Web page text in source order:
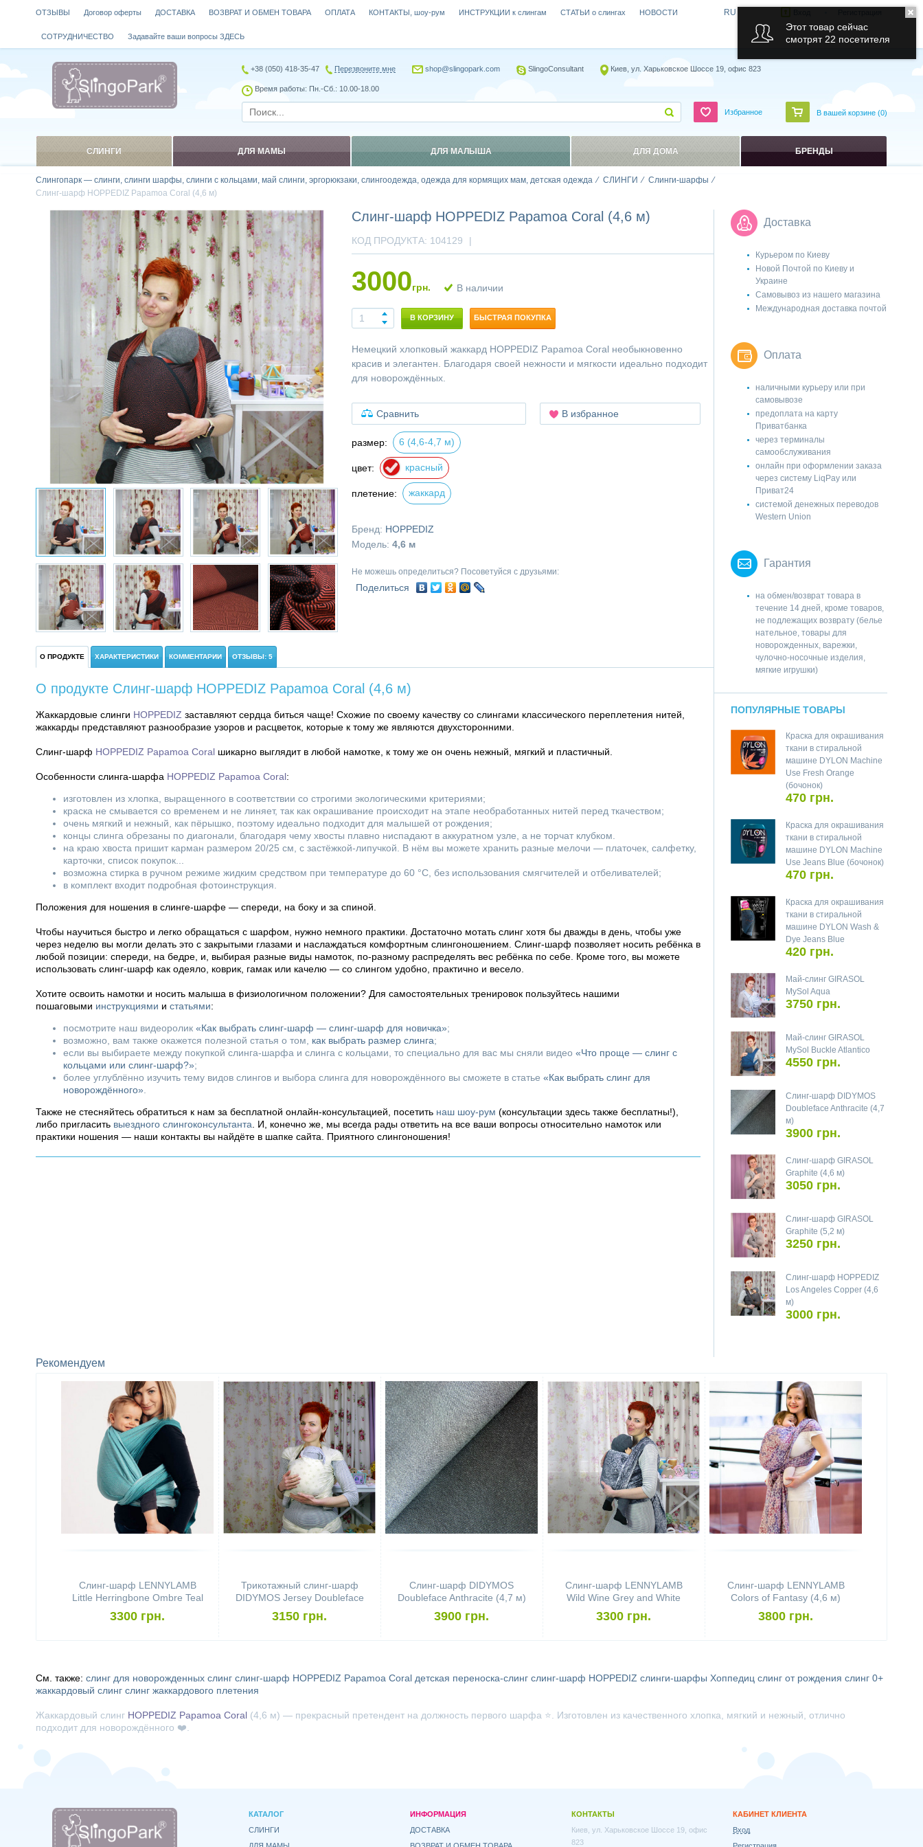
Слингопарк — слинги, слинги шарфы, слинги с кольцами, май слинги, эргорюкзаки, слингоодежда, одежда для кормящих мам, детская одежда СЛИНГИ
Слинги-шарфы
Слинг-шарф HOPPEDIZ Papamoa Coral (4,6 м)
Слинг-шарф HOPPEDIZ Papamoa Coral (4,6 м)
КОД ПРОДУКТА: 104129 |
3000грн. В наличии
В КОРЗИНУ БЫСТРАЯ ПОКУПКА
Немецкий хлопковый жаккард HOPPEDIZ Papamoa Coral необыкновенно
красив и элегантен. Благодаря своей нежности и мягкости идеально подходит
для новорождённых.
Сравнить В избранное
размер: 6 (4,6-4,7 м)
цвет: красный
плетение: жаккард
Бренд: HOPPEDIZ
Модель: 4,6 м
Не можешь определиться? Посоветуйся с друзьями:
Поделиться
О ПРОДУКТЕ ХАРАКТЕРИСТИКИ КОММЕНТАРИИ ОТЗЫВЫ: 5
О продукте Слинг-шарф HOPPEDIZ Papamoa Coral (4,6 м)
Жаккардовые слинги HOPPEDIZ заставляют сердца биться чаще! Схожие по своему качеству со слингами классического переплетения нитей,
жаккарды представляют разнообразие узоров и расцветок, которые к тому же являются двухсторонними.
Слинг-шарф HOPPEDIZ Papamoa Coral шикарно выглядит в любой намотке, к тому же он очень нежный, мягкий и пластичный.
Особенности слинга-шарфа HOPPEDIZ Papamoa Coral:
изготовлен из хлопка, выращенного в соответствии со строгими экологическими критериями;
краска не смывается со временем и не линяет, так как окрашивание происходит на этапе необработанных нитей перед ткачеством;
очень мягкий и нежный, как пёрышко, поэтому идеально подходит для малышей от рождения;
концы слинга обрезаны по диагонали, благодаря чему хвосты плавно ниспадают в аккуратном узле, а не торчат клубком.
на краю хвоста пришит карман размером 20/25 см, с застёжкой-липучкой. В нём вы можете хранить разные мелочи — платочек, салфетку,
карточки, список покупок...
возможна стирка в ручном режиме жидким средством при температуре до 60 °C, без использования смягчителей и отбеливателей;
в комплект входит подробная фотоинструкция.
Положения для ношения в слинге-шарфе — спереди, на боку и за спиной.
Чтобы научиться быстро и легко обращаться с шарфом, нужно немного практики. Достаточно мотать слинг хотя бы дважды в день, чтобы уже
через неделю вы могли делать это с закрытыми глазами и наслаждаться комфортным слингоношением. Слинг-шарф позволяет носить ребёнка в
любой позиции: спереди, на бедре, и, выбирая разные виды намоток, по-разному распределять вес ребёнка по себе. Кроме того, вы можете
использовать слинг-шарф как одеяло, коврик, гамак или качелю — со слингом удобно, практично и весело.
Хотите освоить намотки и носить малыша в физиологичном положении? Для самостоятельных тренировок пользуйтесь нашими
пошаговыми инструкциями и статьями:
посмотрите наш видеоролик «Как выбрать слинг-шарф — слинг-шарф для новичка»;
возможно, вам также окажется полезной статья о том, как выбрать размер слинга;
если вы выбираете между покупкой слинга-шарфа и слинга с кольцами, то специально для вас мы сняли видео «Что проще — слинг с
кольцами или слинг-шарф?»;
более углублённо изучить тему видов слингов и выбора слинга для новорождённого вы сможете в статье «Как выбрать слинг для
новорождённого»
Также не стесняйтесь обратиться к нам за бесплатной онлайн-консультацией, посетить наш шоу-рум (консультации здесь также бесплатны!),
либо пригласить выездного слингоконсультанта . И, конечно же, мы всегда рады ответить на все ваши вопросы относительно намоток или
практики ношения — наши контакты вы найдёте в шапке сайта. Приятного слингоношения!
Доставка
Курьером по Киеву
Новой Почтой по Киеву и
Украине
Самовывоз из нашего магазина
Международная доставка почтой
Оплата
наличными курьеру или при
самовывозе
предоплата на карту
Приватбанка
через терминалы
самообслуживания
онлайн при оформлении заказа
через систему LiqPay или
Приват24
системой денежных переводов
Western Union
Гарантия
на обмен/возврат товара в
течение 14 дней, кроме товаров,
не подлежащих возврату (белье
нательное, товары для
новорожденных, варежки,
чулочно-носочные изделия,
мягкие игрушки)
ПОПУЛЯРНЫЕ ТОВАРЫ
Краска для окрашивания
ткани в стиральной
машине DYLON Machine
Use Fresh Orange
(бочонок)
470 грн.
Краска для окрашивания
ткани в стиральной
машине DYLON Machine
Use Jeans Blue (бочонок)
470 грн.
Краска для окрашивания
ткани в стиральной
машине DYLON Wash &
Dye Jeans Blue
420 грн.
Май-слинг GIRASOL
MySol Aqua
3750 грн.
Май-слинг GIRASOL
MySol Buckle Atlantico
4550 грн.
Слинг-шарф DIDYMOS
Doubleface Anthracite (4,7
м)
3900 грн.
Слинг-шарф GIRASOL
Graphite (4,6 м)
3050 грн.
Слинг-шарф GIRASOL
Graphite (5,2 м)
3250 грн.
Слинг-шарф HOPPEDIZ
Los Angeles Copper (4,6
м)
3000 грн.
Рекомендуем
Слинг-шарф LENNYLAMB
Little Herringbone Ombre Teal
(4,6 м)
3300 грн.
Трикотажный слинг-шарф
DIDYMOS Jersey Doubleface
Stars Colour Growth Cotton
3150 грн.
Слинг-шарф DIDYMOS
Doubleface Anthracite (4,7 м)
3900 грн.
Слинг-шарф LENNYLAMB
Wild Wine Grey and White
(4,6 м)
3300 грн.
Слинг-шарф LENNYLAMB
Colors of Fantasy (4,6 м)
3800 грн.
См. также: слинг для новорожденных слинг слинг-шарф HOPPEDIZ Papamoa Coral детская переноска-слинг слинг-шарф HOPPEDIZ слинги-шарфы Хоппедиц слинг от рождения слинг 0+
жаккардовый слинг слинг жаккардового плетения
Жаккардовый слинг HOPPEDIZ Papamoa Coral (4,6 м) — прекрасный претендент на должность первого шарфа ⭐. Изготовлен из качественного хлопка, мягкий и нежный, отлично
подходит для новорождённого ❤️.
ОТЗЫВЫ Договор оферты ДОСТАВКА ВОЗВРАТ И ОБМЕН ТОВАРА ОПЛАТА КОНТАКТЫ, шоу-рум ИНСТРУКЦИИ к слингам СТАТЬИ о слингах НОВОСТИ
СОТРУДНИЧЕСТВО Задавайте ваши вопросы ЗДЕСЬ
RU
+38 (050) 418-35-47 Перезвоните мне shop@slingopark.com SlingoConsultant Киев, ул. Харьковское Шоссе 19, офис 823
Время работы: Пн.-Сб.: 10.00-18.00
Избранное В вашей корзине (0)
СЛИНГИ ДЛЯ МАМЫ ДЛЯ МАЛЫША ДЛЯ ДОМА БРЕНДЫ
КАТАЛОГ
СЛИНГИ
ИНФОРМАЦИЯ
ДОСТАВКА
КОНТАКТЫ
Киев, ул. Харьковское Шоссе 19, офис
823
КАБИНЕТ КЛИЕНТА
Вход
Этот товар сейчас
смотрят 22 посетителя